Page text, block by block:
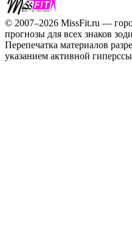
© 2007–2026 MissFit.ru —
прогнозы для всех знаков
Перепечатка материалов
указанием активной